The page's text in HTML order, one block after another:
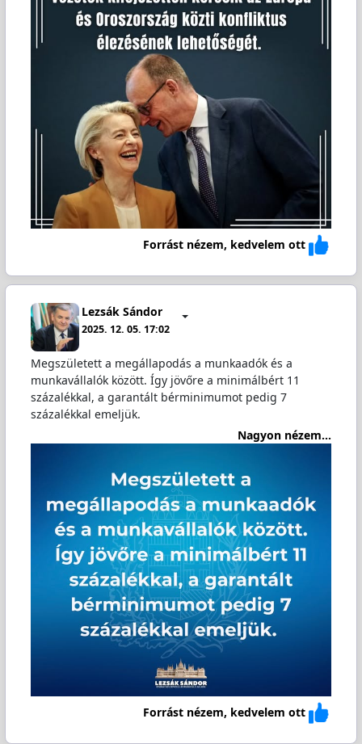
Forrást nézem, kedvelem ott
Lezsák Sándor
2025. 12. 05. 17:02
Megszületett a megállapodás a munkaadók és a
munkavállalók között. Így jövőre a minimálbért 11
százalékkal, a garantált bérminimumot pedig 7
százalékkal emeljük.
Nagyon nézem...
Forrást nézem, kedvelem ott